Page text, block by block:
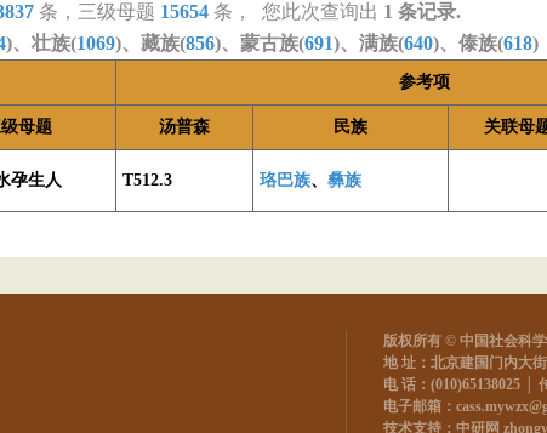
条，三级母题 15654 条， 您此次查询出 1 条记录.
)、壮族(1069)、藏族(856)、蒙古族(691)、满族(640)、傣族(618)
参考项
母题 汤普森 民族 关联母
孕生人 T512.3 珞巴族、 彝族
版权所有 © 中国社会科
地 址：北京建国门内大
电 话：(010)65138025 │
电子邮箱：
技术支持：中研网